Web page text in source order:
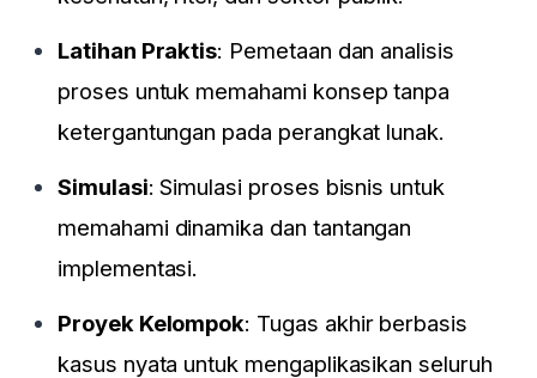
Latihan Praktis: Pemetaan dan analisis
proses untuk memahami konsep tanpa
ketergantungan pada perangkat lunak.
Simulasi: Simulasi proses bisnis untuk
memahami dinamika dan tantangan
implementasi.
Proyek Kelompok: Tugas akhir berbasis
kasus nyata untuk mengaplikasikan seluruh